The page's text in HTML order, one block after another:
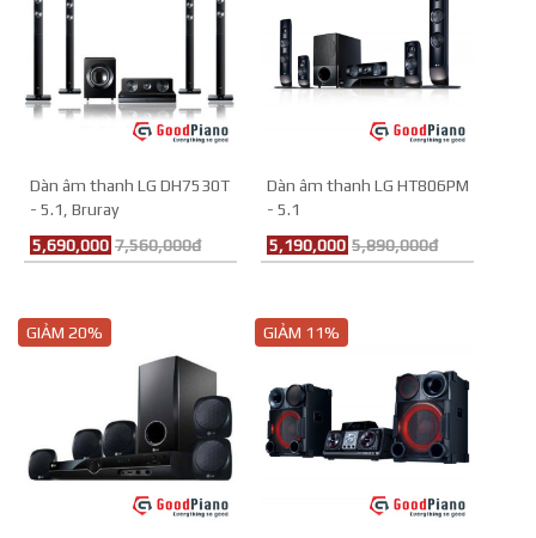
Dàn âm thanh LG DH7530T
- 5.1, Bruray
5,690,000 7,560,000đ
Dàn âm thanh LG HT806PM
- 5.1
5,190,000 5,890,000đ
GIẢM 20% GIẢM 11%